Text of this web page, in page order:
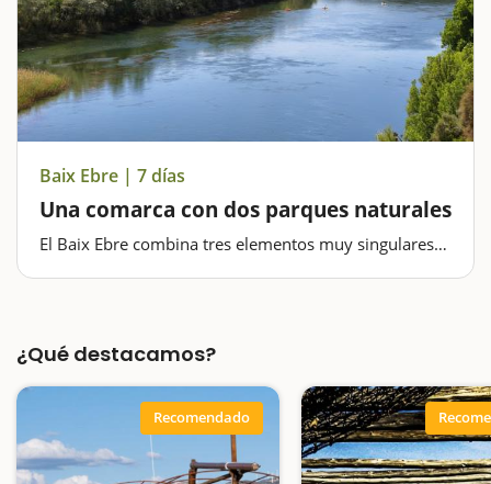
Baix Ebre | 7 días
Una comarca con dos parques naturales
El Baix Ebre combina tres elementos muy singulares
convierten en un destino perfecto…
¿Qué destacamos?
Recomendado